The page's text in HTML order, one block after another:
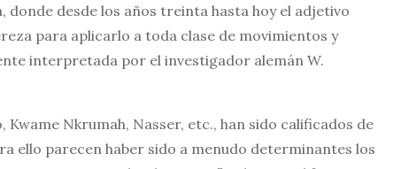
donde desde los años treinta hasta hoy el adjetivo
para aplicarlo a toda clase de movimientos y
interpretada por el investigador alemán W.
Nkrumah, Nasser, etc., han sido calificados de
ello parecen haber sido a menudo determinantes los